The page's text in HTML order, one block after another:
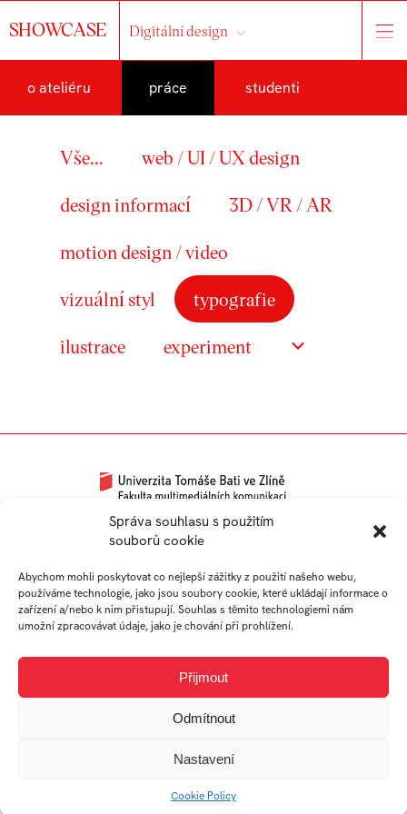
Správa souhlasu s použitím
souborů cookie
Abychom mohli poskytovat co nejlepší zážitky z použití našeho webu,
používáme technologie, jako jsou soubory cookie, které ukládají informace o
zařízení a/nebo k nim přistupují. Souhlas s těmito technologiemi nám
umožní zpracovávat údaje, jako je chování při prohlížení.
Přijmout
Odmítnout
Nastavení
Cookie Policy
SHOWCASE Digitální design
o ateliéru práce studenti
Vše... web / UI / UX design
design informací 3D / VR / AR
motion design / video
vizuální styl typografie
ilustrace experiment
Univerzitní 2431
760 01 Zlín
info@fmk.utb.cz
FB
IN YTB LI
© 2026 Univerzita Tomáše Bati ve Zlíně